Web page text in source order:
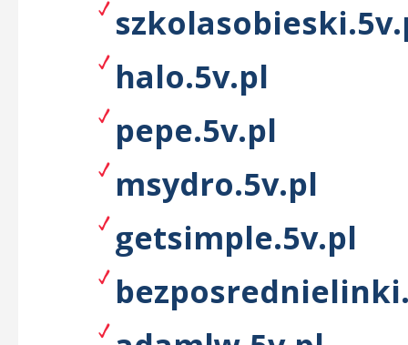
halo.5v.pl
pepe.5v.pl
msydro.5v.pl
getsimple.5v.pl